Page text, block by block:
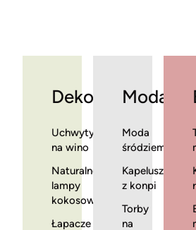
Dekoracje
Uchwyty
na wino
Naturalne
lampy
kokosowe
Łapacze
Moda
Moda
Kapelusze
z konpi
Torby
na